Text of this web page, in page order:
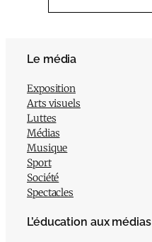
Le média
Exposition
Arts visuels
Luttes
Médias
Musique
Sport
Société
Spectacles
L’éducation aux médias